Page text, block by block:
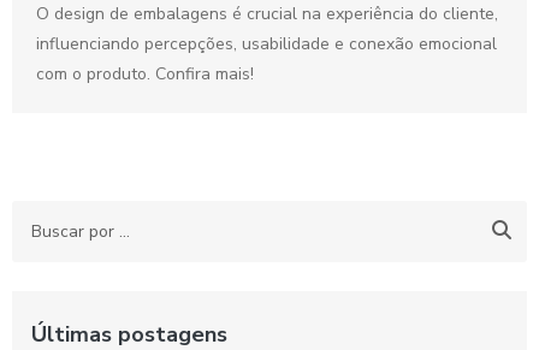
O design de embalagens é crucial na experiência do cliente,
influenciando percepções, usabilidade e conexão emocional
com o produto. Confira mais!
Últimas postagens